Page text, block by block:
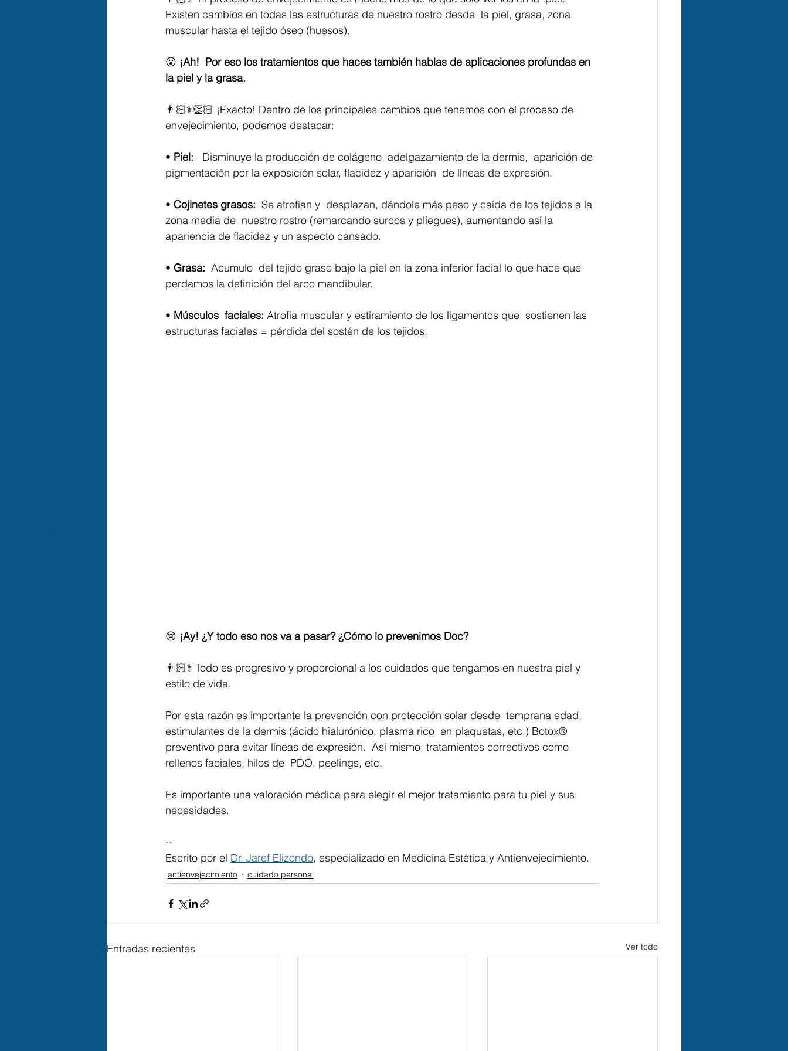
Existen cambios en todas las estructuras de nuestro rostro desde  la piel, grasa, zona
muscular hasta el tejido óseo (huesos).⁣
😮 ¡Ah!  Por eso los tratamientos que haces también hablas de aplicaciones profundas en
la piel y la grasa.⁣
👨🏻⚕👏🏻 ¡Exacto! Dentro de los principales cambios que tenemos con el proceso de
envejecimiento, podemos destacar:⁣
• Piel:
  Disminuye la producción de colágeno, adelgazamiento de la dermis,  aparición de
pigmentación por la exposición solar, flacidez y aparición  de líneas de expresión.⁣
• Cojinetes grasos: Se atrofian y  desplazan, dándole más peso y caída de los tejidos a la
zona media de  nuestro rostro (remarcando surcos y pliegues), aumentando así la
apariencia de flacidez y un aspecto cansado.⁣
• Grasa: Acumulo  del tejido graso bajo la piel en la zona inferior facial lo que hace que
perdamos la definición del arco mandibular. ⁣
• Músculos  faciales: Atrofia muscular y estiramiento de los ligamentos que  sostienen las
estructuras faciales = pérdida del sostén de los tejidos. ⁣
😢 ¡Ay! ¿Y todo eso nos va a pasar? ¿Cómo lo prevenimos Doc?⁣
👨🏻⚕ Todo es progresivo y proporcional a los cuidados que tengamos en nuestra piel y
estilo de vida.⁣
Por esta razón es importante la prevención con protección solar desde  temprana edad,
estimulantes de la dermis (ácido hialurónico, plasma rico  en plaquetas, etc.) Botox®️
preventivo para evitar líneas de expresión.  Así mismo, tratamientos correctivos como
rellenos faciales, hilos de  PDO, peelings, etc. ⁣
Es importante una valoración médica para elegir el mejor tratamiento para tu piel y sus
necesidades.⁣
--
Escrito por el Dr. Jaref Elizondo, especializado en Medicina Estética y Antienvejecimiento.
antienvejecimiento cuidado personal
Entradas recientes Ver todo